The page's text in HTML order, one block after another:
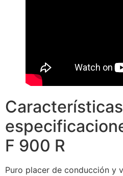
F 900 R
Puro placer de conducción y